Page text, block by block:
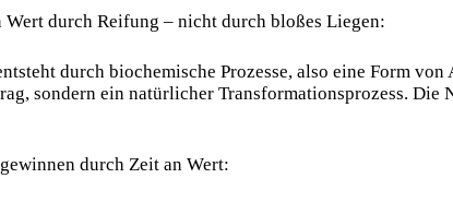
Wert durch Reifung – nicht durch bloßes Liegen:
durch biochemische Prozesse, also eine Form
sondern ein natürlicher Transformationsprozess. Die
durch Zeit an Wert: